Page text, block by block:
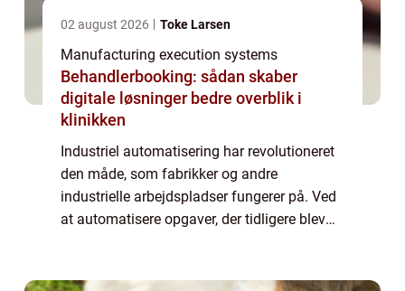
02 august 2026 Toke Larsen
Manufacturing execution systems
Behandlerbooking: sådan skaber
digitale løsninger bedre overblik i
klinikken
Industriel automatisering har revolutioneret
den måde, som fabrikker og andre
industrielle arbejdspladser fungerer på. Ved
at automatisere opgaver, der tidligere blev
for...